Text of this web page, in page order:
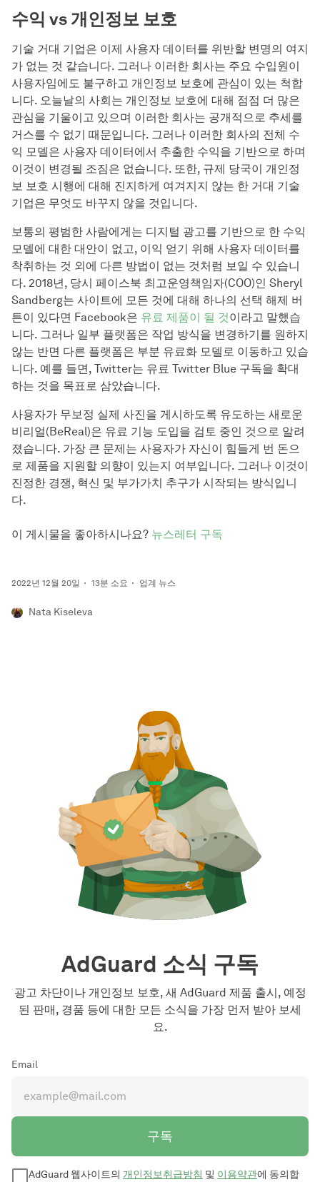
수익 vs 개인정보 보호
기술 거대 기업은 이제 사용자 데이터를 위반할 변명의 여지
가 없는 것 같습니다. 그러나 이러한 회사는 주요 수입원이
사용자임에도 불구하고 개인정보 보호에 관심이 있는 척합
니다. 오늘날의 사회는 개인정보 보호에 대해 점점 더 많은
관심을 기울이고 있으며 이러한 회사는 공개적으로 추세를
거스를 수 없기 때문입니다. 그러나 이러한 회사의 전체 수
익 모델은 사용자 데이터에서 추출한 수익을 기반으로 하며
이것이 변경될 조짐은 없습니다. 또한, 규제 당국이 개인정
보 보호 시행에 대해 진지하게 여겨지지 않는 한 거대 기술
기업은 무엇도 바꾸지 않을 것입니다.
보통의 평범한 사람에게는 디지털 광고를 기반으로 한 수익
모델에 대한 대안이 없고, 이익 얻기 위해 사용자 데이터를
착취하는 것 외에 다른 방법이 없는 것처럼 보일 수 있습니
다. 2018년, 당시 페이스북 최고운영책임자(COO)인 Sheryl
Sandberg는 사이트에 모든 것에 대해 하나의 선택 해제 버
튼이 있다면 Facebook은 유료 제품이 될 것이라고 말했습
니다. 그러나 일부 플랫폼은 작업 방식을 변경하기를 원하지
않는 반면 다른 플랫폼은 부분 유료화 모델로 이동하고 있습
니다. 예를 들면, Twitter는 유료 Twitter Blue 구독을 확대
하는 것을 목표로 삼았습니다.
사용자가 무보정 실제 사진을 게시하도록 유도하는 새로운
비리얼(BeReal)은 유료 기능 도입을 검토 중인 것으로 알려
졌습니다. 가장 큰 문제는 사용자가 자신이 힘들게 번 돈으
로 제품을 지원할 의향이 있는지 여부입니다. 그러나 이것이
진정한 경쟁, 혁신 및 부가가치 추구가 시작되는 방식입니
다.
이 게시물을 좋아하시나요? 뉴스레터 구독
2022년 12월 20일 13분 소요 업계 뉴스
Nata Kiseleva
AdGuard 소식 구독
광고 차단이나 개인정보 보호, 새 AdGuard 제품 출시, 예정
된 판매, 경품 등에 대한 모든 소식을 가장 먼저 받아 보세
요.
Email
구독
AdGuard 웹사이트의 개인정보취급방침 및 이용약관에 동의합